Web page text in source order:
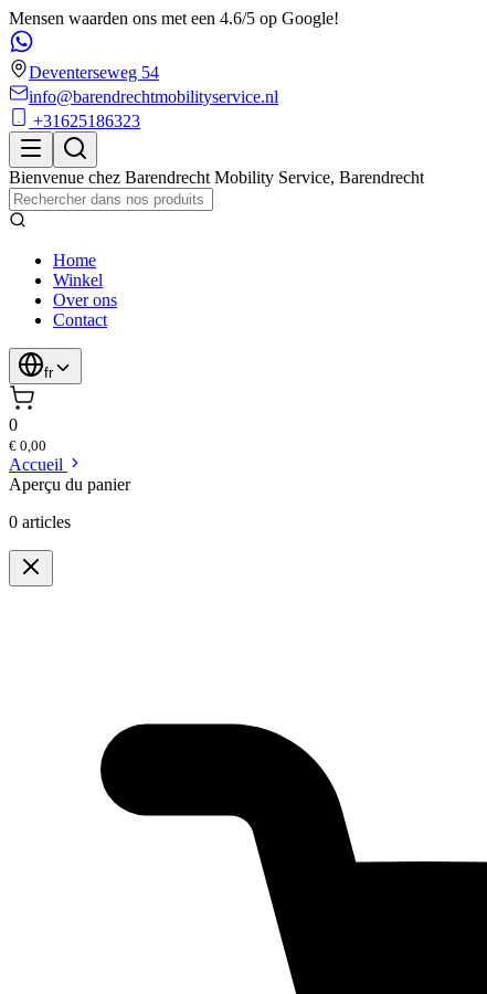
Mensen waarden ons met een 4.6/5 op Google!
Deventerseweg 54
info@barendrechtmobilityservice.nl
+31625186323
Bienvenue chez Barendrecht Mobility Service, Barendrecht
Home
Winkel
Over ons
Contact
fr
0
€ 0,00
Accueil
Aperçu du panier
0 articles